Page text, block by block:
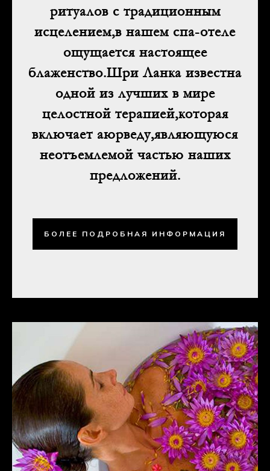
ритуалов с традиционным
исцелением,в нашем спа-отеле
ощущается настоящее
блаженство.Шри Ланка известна
одной из лучших в мире
целостной терапией,которая
включает аюрведу,являющуюся
неотъемлемой частью наших
предложений.
БОЛЕЕ ПОДРОБНАЯ ИНФОРМАЦИЯ